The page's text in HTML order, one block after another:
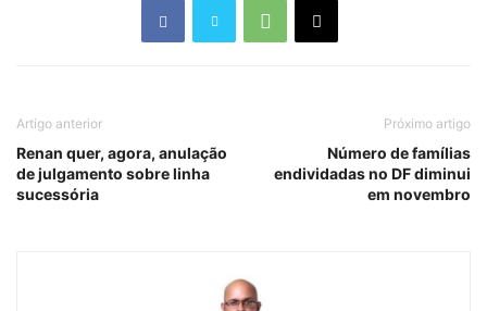
Artigo anterior
Renan quer, agora, anulação
de julgamento sobre linha
sucessória
Próximo artigo
Número de famílias
endividadas no DF diminui
em novembro